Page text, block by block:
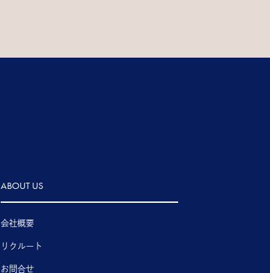
ABOUT US
会社概要
リクルート
お問合せ